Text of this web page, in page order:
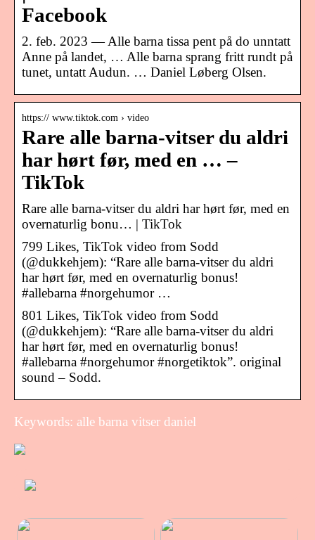
Facebook
2. feb. 2023 — Alle barna tissa pent på do unntatt
Anne på landet, … Alle barna sprang fritt rundt på
tunet, untatt Audun. … Daniel Løberg Olsen.
https:// www.tiktok.com › video
Rare alle barna-vitser du aldri
har hørt før, med en … –
TikTok
Rare alle barna-vitser du aldri har hørt før, med en
overnaturlig bonu… | TikTok
799 Likes, TikTok video from Sodd
(@dukkehjem): “Rare alle barna-vitser du aldri
har hørt før, med en overnaturlig bonus!
#allebarna #norgehumor …
801 Likes, TikTok video from Sodd
(@dukkehjem): “Rare alle barna-vitser du aldri
har hørt før, med en overnaturlig bonus!
#allebarna #norgehumor #norgetiktok”. original
sound – Sodd.
Keywords: alle barna vitser daniel